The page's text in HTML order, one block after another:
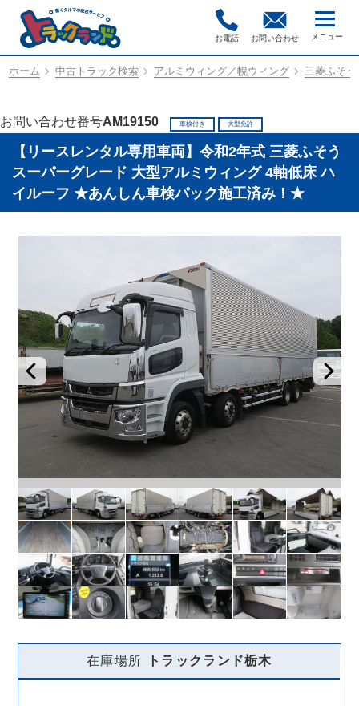
お電話 お問い合わせ
ホーム 中古トラック検索 アルミウィング／幌ウィング 三菱ふそ
お問い合わせ番号AM19150 車検付き 大型免許
【リースレンタル専用車両】令和2年式 三菱ふそう
スーパーグレード 大型アルミウィング 4軸低床 ハ
イルーフ ★あんしん車検パック施工済み！★
在庫場所 トラックランド栃木